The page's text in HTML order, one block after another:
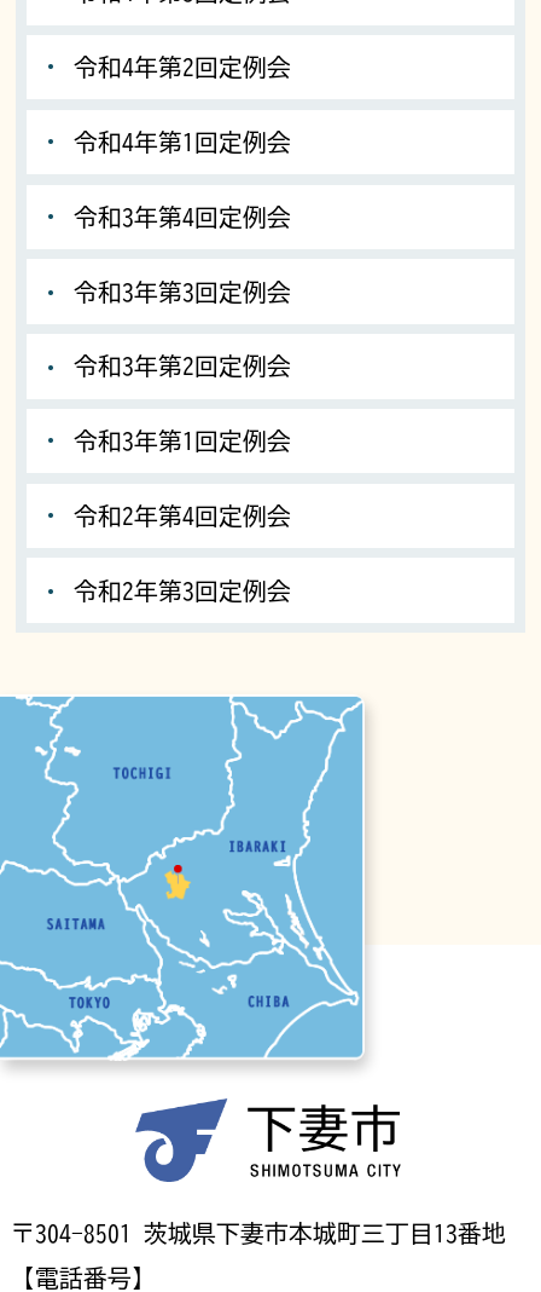
令和4年第2回定例会
令和4年第1回定例会
令和3年第4回定例会
令和3年第3回定例会
令和3年第2回定例会
令和3年第1回定例会
令和2年第4回定例会
令和2年第3回定例会
〒304-8501 茨城県下妻市本城町三丁目13番地
【電話番号】